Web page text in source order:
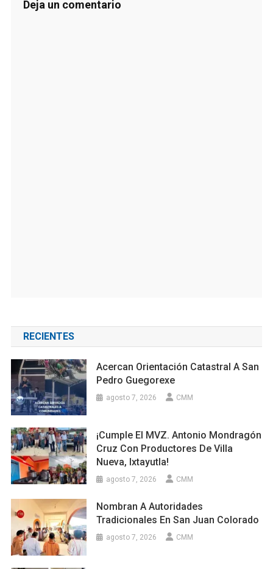
Deja un comentario
RECIENTES
Acercan Orientación Catastral A San
Pedro Guegorexe
agosto 7, 2026 CMM
¡Cumple El MVZ. Antonio Mondragón
Cruz Con Productores De Villa
Nueva, Ixtayutla!
agosto 7, 2026 CMM
Nombran A Autoridades
Tradicionales En San Juan Colorado
agosto 7, 2026 CMM